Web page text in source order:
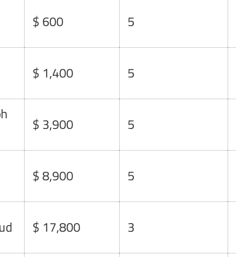
$ 600 5
$ 1,400 5
$ 3,900 5
$ 8,900 5
$ 17,800 3